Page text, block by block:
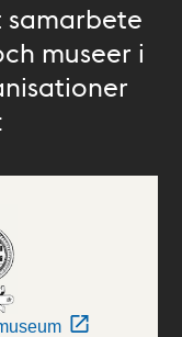
samarbete
museer i